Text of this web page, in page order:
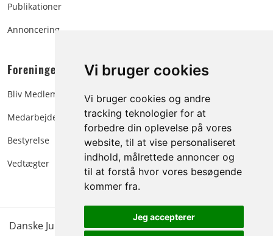
Vi bruger cookies
Vi bruger cookies og andre
tracking teknologier for at
forbedre din oplevelse på vores
website, til at vise personaliseret
indhold, målrettede annoncer og
til at forstå hvor vores besøgende
kommer fra.
Jeg accepterer
Publikationer
Annoncering
Foreningen:
Bliv Medlem
Medarbejdere
Bestyrelse
Vedtægter
Danske Juletræer - træer & grønt | Blokken 15 | DK-